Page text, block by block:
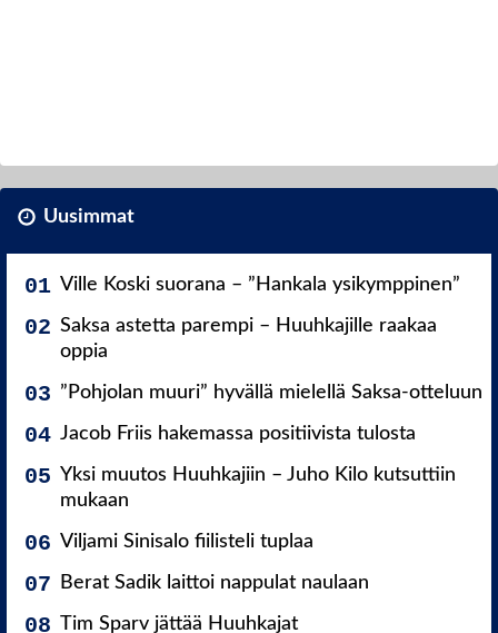
Uusimmat
Ville Koski suorana – ”Hankala ysikymppinen”
Saksa astetta parempi – Huuhkajille raakaa
oppia
”Pohjolan muuri” hyvällä mielellä Saksa-otteluun
Jacob Friis hakemassa positiivista tulosta
Yksi muutos Huuhkajiin – Juho Kilo kutsuttiin
mukaan
Viljami Sinisalo fiilisteli tuplaa
Berat Sadik laittoi nappulat naulaan
Tim Sparv jättää Huuhkajat